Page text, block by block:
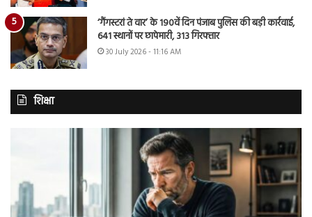
‘गैंगस्टरां ते वार’ के 190वें दिन पंजाब पुलिस की बड़ी कार्रवाई,
641 स्थानों पर छापेमारी, 313 गिरफ्तार
30 July 2026 - 11:16 AM
शिक्षा